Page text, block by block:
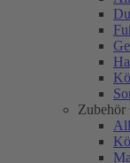
Zubehör